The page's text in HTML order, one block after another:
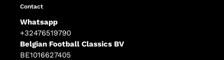
Contact
Whatsapp
+32476519790
Belgian Football Classics BV
BE1016627405